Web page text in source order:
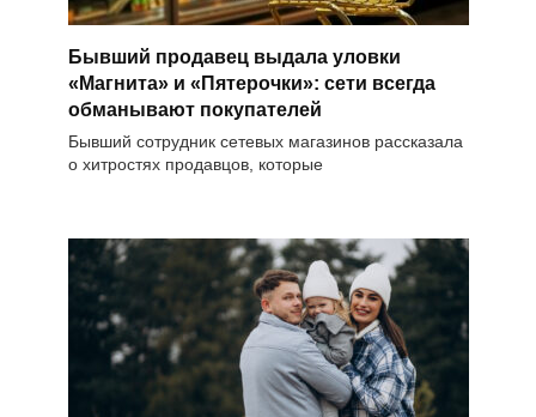
Бывший продавец выдала уловки
«Магнита» и «Пятерочки»: сети всегда
обманывают покупателей
Бывший сотрудник сетевых магазинов рассказала
о хитростях продавцов, которые